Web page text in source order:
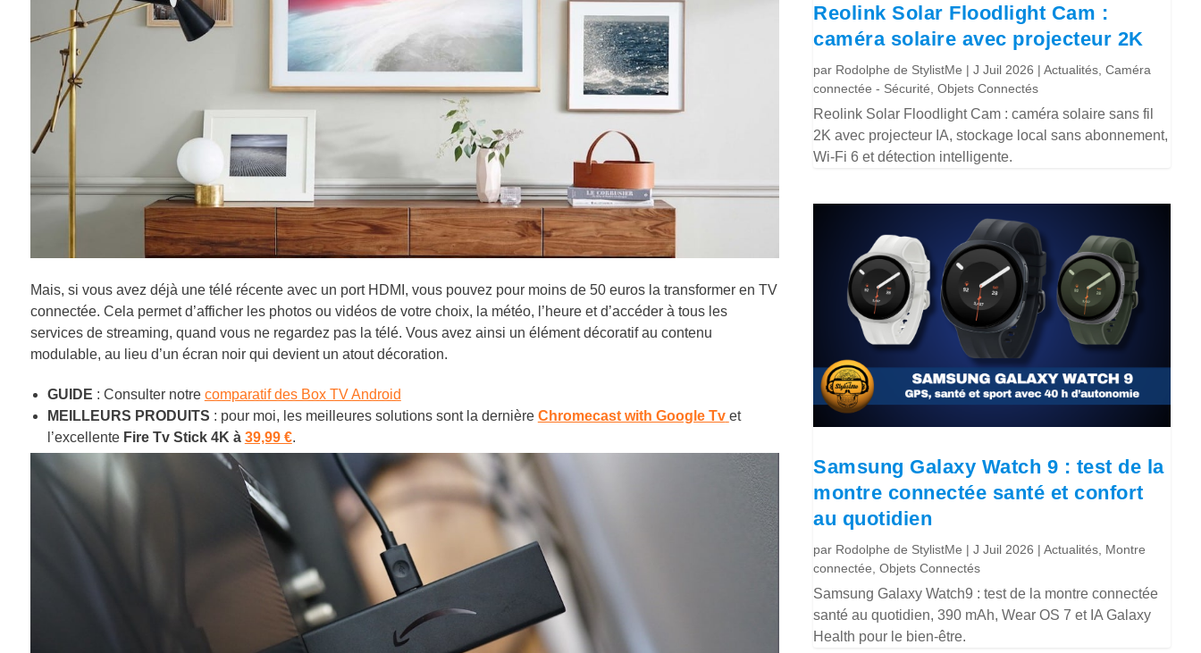
Mais, si vous avez déjà une télé récente avec un port HDMI, vous pouvez pour moins de 50 euros la transformer en TV
connectée. Cela permet d’afficher les photos ou vidéos de votre choix, la météo, l’heure et d’accéder à tous les
services de streaming, quand vous ne regardez pas la télé. Vous avez ainsi un élément décoratif au contenu
modulable, au lieu d’un écran noir qui devient un atout décoration.
GUIDE : Consulter notre comparatif des Box TV Android
MEILLEURS PRODUITS : pour moi, les meilleures solutions sont la dernière Chromecast with Google Tv et
l’excellenteFire Tv Stick 4K à 39,99 €.
Reolink Solar Floodlight Cam :
caméra solaire avec projecteur 2K
par Rodolphe de StylistMe |J Juil 2026 |Actualités ,Caméra
connectée - Sécurité ,Objets Connectés
Reolink Solar Floodlight Cam : caméra solaire sans fil
2K avec projecteur IA, stockage local sans abonnement,
Wi-Fi 6 et détection intelligente.
Samsung Galaxy Watch 9 : test de la
montre connectée santé et confort
au quotidien
par Rodolphe de StylistMe |J Juil 2026 |Actualités Montre
connectée ,Objets Connectés
Samsung Galaxy Watch9 : test de la montre connectée
santé au quotidien, 390 mAh, Wear OS 7 et IA Galaxy
Health pour le bien-être.